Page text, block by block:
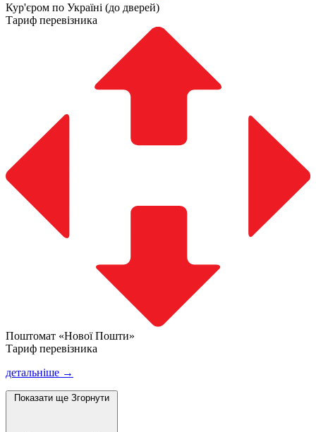
Кур'єром по Україні (до дверей)
Тариф перевізника
Поштомат «Нової Пошти»
Тариф перевізника
детальніше →
Показати ще Згорнути